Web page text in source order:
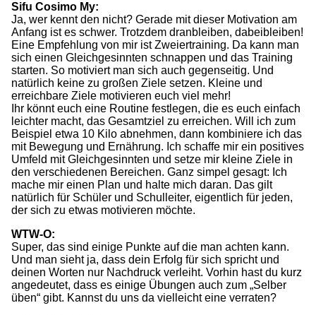
Sifu Cosimo My:
Ja, wer kennt den nicht? Gerade mit dieser Motivation am
Anfang ist es schwer. Trotzdem dranbleiben, dabeibleiben!
Eine Empfehlung von mir ist Zweiertraining. Da kann man
sich einen Gleichgesinnten schnappen und das Training
starten. So motiviert man sich auch gegenseitig. Und
natürlich keine zu großen Ziele setzen. Kleine und
erreichbare Ziele motivieren euch viel mehr!
Ihr könnt euch eine Routine festlegen, die es euch einfach
leichter macht, das Gesamtziel zu erreichen. Will ich zum
Beispiel etwa 10 Kilo abnehmen, dann kombiniere ich das
mit Bewegung und Ernährung. Ich schaffe mir ein positives
Umfeld mit Gleichgesinnten und setze mir kleine Ziele in
den verschiedenen Bereichen. Ganz simpel gesagt: Ich
mache mir einen Plan und halte mich daran. Das gilt
natürlich für Schüler und Schulleiter, eigentlich für jeden,
der sich zu etwas motivieren möchte.
WTW-O:
Super, das sind einige Punkte auf die man achten kann.
Und man sieht ja, dass dein Erfolg für sich spricht und
deinen Worten nur Nachdruck verleiht. Vorhin hast du kurz
angedeutet, dass es einige Übungen auch zum „Selber
üben“ gibt. Kannst du uns da vielleicht eine verraten?